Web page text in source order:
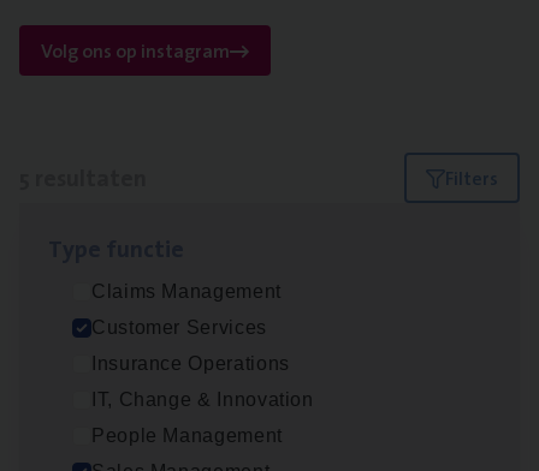
Volg ons op instagram
Filters
Claims Management
Customer Services
Insurance Operations
IT, Change & Innovation
People Management
Busi­ness Mana­ger Mari­ne Cargo
People Management, Sales Management
Antwerpen